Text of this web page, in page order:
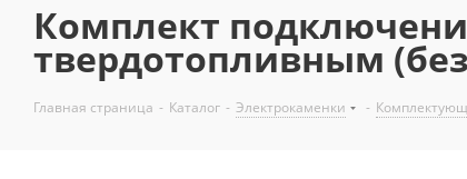
Комплект
твердотопливным
Главная страница - Каталог - Электрокаменки -